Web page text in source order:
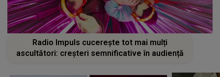
Radio Impuls cucerește tot mai mulți
ascultători: creșteri semnificative în audiență